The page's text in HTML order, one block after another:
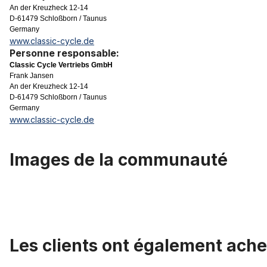
An der Kreuzheck 12-14
D-61479 Schloßborn / Taunus
Germany
www.classic-cycle.de
Personne responsable:
Classic Cycle Vertriebs GmbH
Frank Jansen
An der Kreuzheck 12-14
D-61479 Schloßborn / Taunus
Germany
www.classic-cycle.de
Images de la communauté
Les clients ont également